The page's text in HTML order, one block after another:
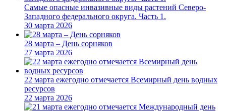
Самые опасные инвазивные виды растений Северо-
Западного федерального округа. Часть 1.
30 марта 2026
28 марта – День сорняков
27 марта 2026
22 марта ежегодно отмечается Всемирный день водных
ресурсов
22 марта 2026